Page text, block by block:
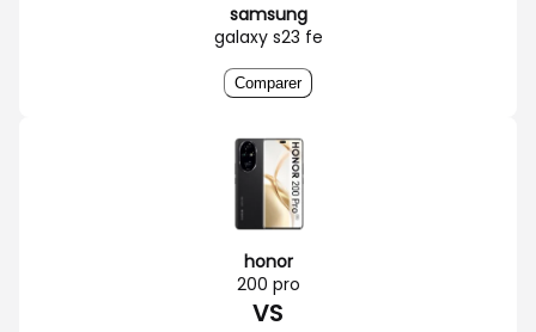
samsung
galaxy s23 fe
Comparer
honor
200 pro
VS